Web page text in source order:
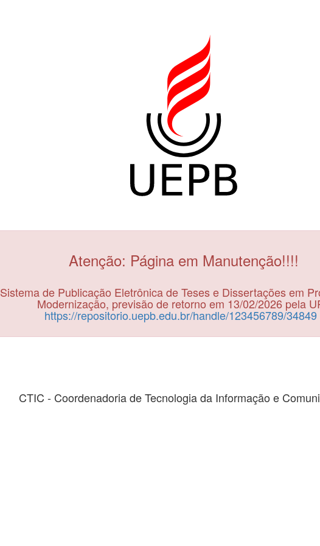
Atenção: Página em Manutenção!!!!
Sistema de Publicação Eletrônica de Teses e Dissertações em
Modernização, previsão de retorno em 13/02/2026 pela
https://repositorio.uepb.edu.br/handle/123456789/34849
CTIC - Coordenadoria de Tecnologia da Informação e